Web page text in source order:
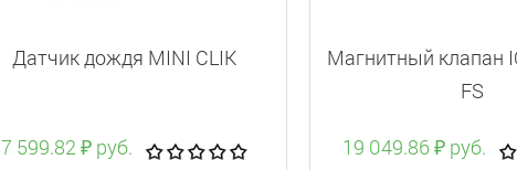
Датчик дождя MINI CLIK
7 599.82 ₽ руб.
Магнитный клапан
FS
19 049.86 ₽ руб.